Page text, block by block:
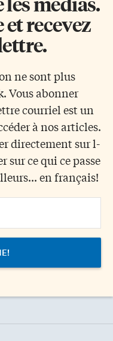
et recevez
ne sont plus
Vous abonner
courriel est un
à nos articles.
directement sur l-
sur ce qui ce passe
en français!